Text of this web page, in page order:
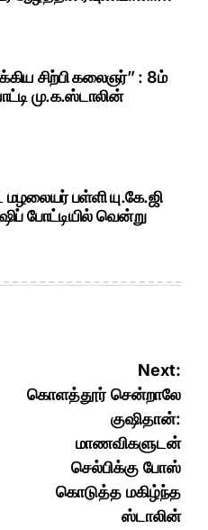
சிற்பி கலைஞர்” : 8ம்
மு.க.ஸ்டாலின்
மழலையர் பள்ளி யு.கே.ஜி
போட்டியில் வென்று
Next:
கொளத்தூர் சென்றாலே
குஷிதான்:
மாணவிகளுடன்
செல்பிக்கு போஸ்
கொடுத்த மகிழ்ந்த
ஸ்டாலின்